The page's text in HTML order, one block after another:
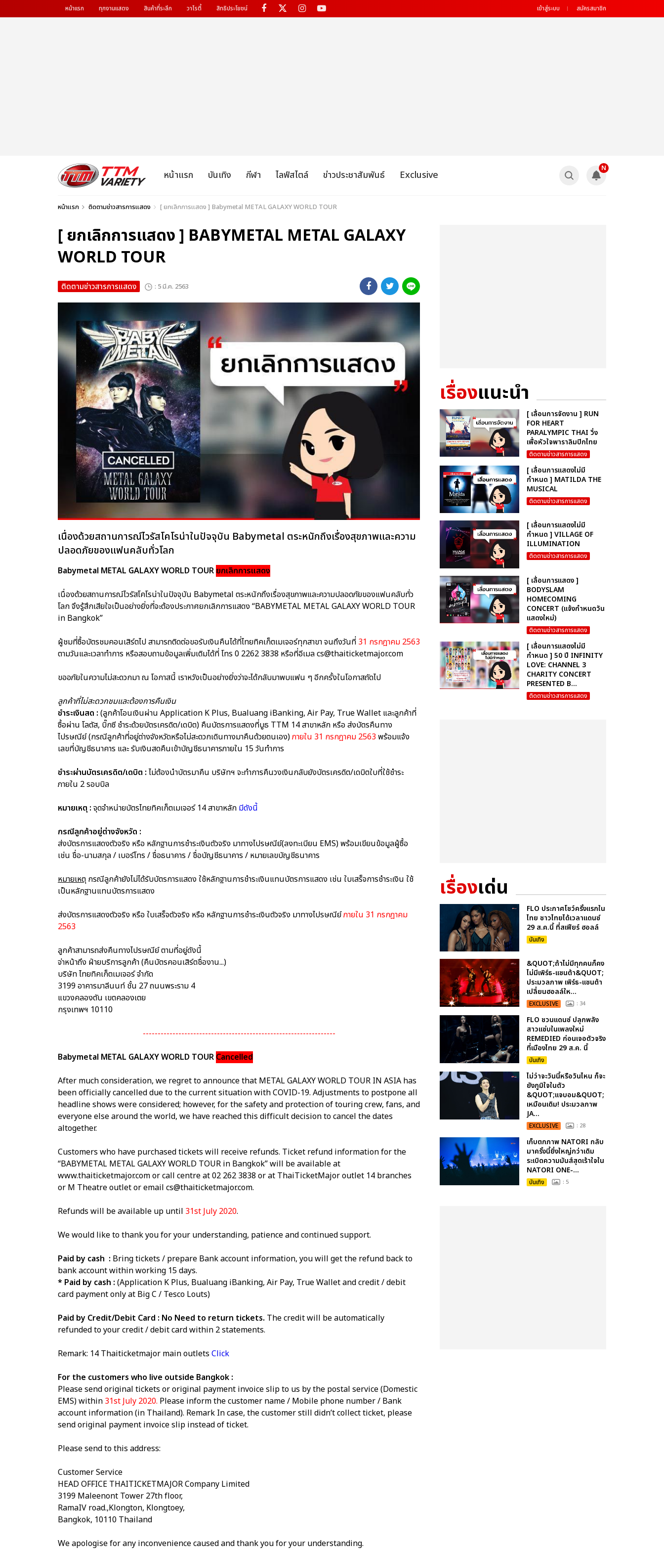
หน้าแรก ทุกงานแสดง สินค้าที่ระลึก วาไรตี้ สิทธิประโยชน์ เข้าสู่ระบบ สมัครสมาชิก
หน้าแรก บันเทิง กีฬา ไลฟ์สไตล์ ข่าวประชาสัมพันธ์ Exclusive
N
หน้าแรก ติดตามข่าวสารการแสดง [ ยกเลิกการแสดง ] Babymetal METAL GALAXY WORLD TOUR
[ ยกเลิกการแสดง ] BABYMETAL METAL GALAXY
WORLD TOUR
ติดตามข่าวสารการแสดง : 5 มี.ค. 2563
เนื่องด้วยสถานการณ์ไวรัสโคโรน่าในปัจจุบัน Babymetal ตระหนักถึงเรื่องสุขภาพและความ
ปลอดภัยของแฟนคลับทั่วโลก
Babymetal METAL GALAXY WORLD TOUR ยกเลิกการแสดง
เนื่องด้วยสถานการณ์ไวรัสโคโรน่าในปัจจุบัน Babymetal ตระหนักถึงเรื่องสุขภาพและความปลอดภัยของแฟนคลับทั่ว
โลก จึงรู้สึกเสียใจเป็นอย่างยิ่งที่จะต้องประกาศยกเลิกการแสดง “BABYMETAL METAL GALAXY WORLD TOUR
in Bangkok”
ผู้ชมที่ซื้อบัตรชมคอนเสิร์ตไป สามารถติดต่อขอรับเงินคืนได้ที่ไทยทิคเก็ตเมเจอร์ทุกสาขา จนถึงวันที่ 31 กรกฎาคม 2563
ตามวันและเวลาทำการ หรือสอบถามข้อมูลเพิ่มเติมได้ที่ โทร 0 2262 3838 หรือที่อีเมล cs@thaiticketmajor.com
ขออภัยในความไม่สะดวกมา ณ โอกาสนี้ เราหวังเป็นอย่างยิ่งว่าจะได้กลับมาพบแฟน ๆ อีกครั้งในโอกาสถัดไป
ลูกค้าที่ไม่สะดวกชมและต้องการคืนเงิน
ชำระเงินสด : (ลูกค้าโอนเงินผ่าน Application K Plus, Bualuang iBanking, Air Pay, True Wallet และลูกค้าที่
ซื้อผ่าน โลตัส, บิ๊กซี ชำระด้วยบัตรเครดิต/เดบิต) คืนบัตรการแสดงที่บูธ TTM 14 สาขาหลัก หรือ ส่งบัตรคืนทาง
ไปรษณีย์ (กรณีลูกค้าที่อยู่ต่างจังหวัดหรือไม่สะดวกเดินทางมาคืนด้วยตนเอง)ภายใน 31 กรกฎาคม 2563พร้อมแจ้ง
เลขที่บัญชีธนาคาร และ รับเงินสดคืนเข้าบัญชีธนาคารภายใน 15 วันทำการ
ชำระผ่านบัตรเครดิต/เดบิต : ไม่ต้องนำบัตรมาคืน บริษัทฯ จะทำการคืนวงเงินกลับยังบัตรเครดิต/เดบิตใบที่ใช้ชำระ
ภายใน 2 รอบบิล
หมายเหตุ : จุดจำหน่ายบัตรไทยทิคเก็ตเมเจอร์ 14 สาขาหลัก มีดังนี้
กรณีลูกค้าอยู่ต่างจังหวัด :
ส่งบัตรการแสดงตัวจริง หรือ หลักฐานการชำระเงินตัวจริง มาทางไปรษณีย์(ลงทะเบียน EMS) พร้อมเขียนข้อมูลผู้ซื้อ
เช่น ชื่อ-นามสกุล / เบอร์โทร / ชื่อธนาคาร / ชื่อบัญชีธนาคาร / หมายเลขบัญชีธนาคาร
หมายเหตุ กรณีลูกค้ายังไม่ได้รับบัตรการแสดง ใช้หลักฐานการชำระเงินแทนบัตรการแสดง เช่น ใบเสร็จการชำระเงิน ใช้
เป็นหลักฐานแทนบัตรการแสดง
ส่งบัตรการแสดงตัวจริง หรือ ใบเสร็จตัวจริง หรือ หลักฐานการชำระเงินตัวจริง มาทางไปรษณีย์ภายใน 31 กรกฎาคม
2563
ลูกค้าสามารถส่งคืนทางไปรษณีย์ ตามที่อยู่ดังนี้
จ่าหน้าถึง ฝ่ายบริการลูกค้า (คืนบัตรคอนเสิร์ตชื่องาน...)
บริษัท ไทยทิคเก็ตเมเจอร์ จำกัด
3199 อาคารมาลีนนท์ ชั้น 27 ถนนพระราม 4
แขวงคลองตัน เขตคลองเตย
กรุงเทพฯ 10110
-----------------------------------------------------------------
Babymetal METAL GALAXY WORLD TOUR Cancelled
After much consideration, we regret to announce that METAL GALAXY WORLD TOUR IN ASIA has
been officially cancelled due to the current situation with COVID-19. Adjustments to postpone all
headline shows were considered; however, for the safety and protection of touring crew, fans, and
everyone else around the world, we have reached this difficult decision to cancel the dates
altogether.
Customers who have purchased tickets will receive refunds. Ticket refund information for the
“BABYMETAL METAL GALAXY WORLD TOUR in Bangkok” will be available at
www.thaiticketmajor.com or call centre at 02 262 3838 or at ThaiTicketMajor outlet 14 branches
or M Theatre outlet or email cs@thaiticketmajor.com.
Refunds will be available up until 31st July 2020.
We would like to thank you for your understanding, patience and continued support.
Paid by cash : Bring tickets / prepare Bank account information, you will get the refund back to
bank account within working 15 days.
* Paid by cash : (Application K Plus, Bualuang iBanking, Air Pay, True Wallet and credit / debit
card payment only at Big C / Tesco Louts)
Paid by Credit/Debit Card : No Need to return tickets. The credit will be automatically
refunded to your credit / debit card within 2 statements.
Remark: 14 Thaiticketmajor main outlets Click
For the customers who live outside Bangkok :
Please send original tickets or original payment invoice slip to us by the postal service (Domestic
EMS) within 31st July 2020. Please inform the customer name / Mobile phone number / Bank
account information (in Thailand). Remark In case, the customer still didn’t collect ticket, please
send original payment invoice slip instead of ticket.
Please send to this address:
Customer Service
HEAD OFFICE THAITICKETMAJOR Company Limited
3199 Maleenont Tower 27th floor,
RamaIV road.,Klongton, Klongtoey,
Bangkok, 10110 Thailand
We apologise for any inconvenience caused and thank you for your understanding.
เรื่องแนะนำ
[ เลื่อนการจัดงาน ] RUN
FOR HEART
PARALYMPIC THAI วิ่ง
เพื่อหัวใจพาราลิมปิกไทย
ติดตามข่าวสารการแสดง
[ เลื่อนการแสดงไม่มี
กำหนด ] MATILDA THE
MUSICAL
ติดตามข่าวสารการแสดง
[ เลื่อนการแสดงไม่มี
กำหนด ] VILLAGE OF
ILLUMINATION
ติดตามข่าวสารการแสดง
[ เลื่อนการแสดง ]
BODYSLAM
HOMECOMING
CONCERT (แจ้งกำหนดวัน
แสดงใหม่)
ติดตามข่าวสารการแสดง
[ เลื่อนการแสดงไม่มี
กำหนด ] 50 ปี INFINITY
LOVE: CHANNEL 3
CHARITY CONCERT
PRESENTED B...
ติดตามข่าวสารการแสดง
เรื่องเด่น
FLO ประกาศโชว์ครั้งแรกใน
ไทย ชาวไทยได้เวลาแดนซ์
29 ส.ค.นี้ ที่สเฟียร์ ฮอลล์
บันเทิง
&QUOT;ถ้าไม่มีทุกคนก็คง
ไม่มีเพิร์ธ-แซนต้า&QUOT;
ประมวลภาพ เพิร์ธ-แซนต้า
เปลี่ยนฮอลล์ให...
EXCLUSIVE : 34
FLO ชวนแดนซ์ ปลุกพลัง
สาวแซ่บในเพลงใหม่
REMEDIED ก่อนเจอตัวจริง
ที่เมืองไทย 29 ส.ค. นี้
บันเทิง
ไม่ว่าจะวันนี้หรือวันไหน ก็จะ
ยังภูมิใจในตัว
&QUOT;แจบอม&QUOT;
เหมือนเดิม! ประมวลภาพ
JA...
EXCLUSIVE : 28
เก็บตกภาพ NATORI กลับ
มาครั้งนี้ยิ่งใหญ่กว่าเดิม
ระเบิดความมันส์สุดเร้าใจใน
NATORI ONE-...
บันเทิง : 5